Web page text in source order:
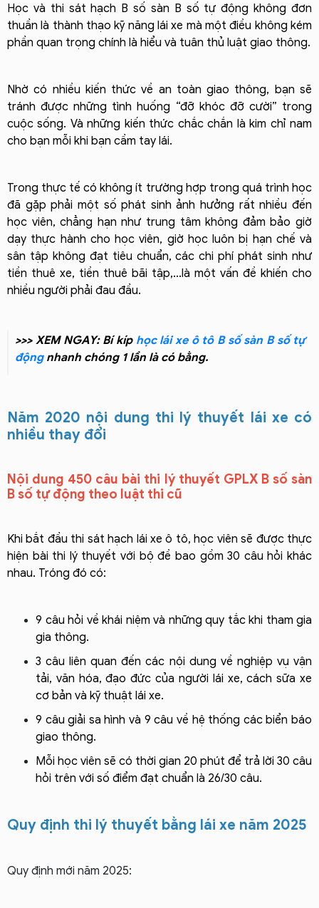
Học và thi sát hạch B số sàn B số tự động không đơn
thuần là thành thạo kỹ năng lái xe mà một điều không kém
phần quan trọng chính là hiểu và tuân thủ luật giao thông.
Nhờ có nhiều kiến thức về an toàn giao thông, bạn sẽ
tránh được những tình huống “đỡ khóc đỡ cười” trong
cuộc sống. Và những kiến thức chắc chắn là kim chỉ nam
cho bạn mỗi khi bạn cầm tay lái.
Trong thực tế có không ít trường hợp trong quá trình học
đã gặp phải một số phát sinh ảnh hưởng rất nhiều đến
học viên, chẳng hạn như trung tâm không đảm bảo giờ
dạy thực hành cho học viên, giờ học luôn bị hạn chế và
sân tập không đạt tiêu chuẩn, các chi phí phát sinh như
tiền thuê xe, tiền thuê bãi tập,...là một vấn đề khiến cho
nhiều người phải đau đầu.
>>> XEM NGAY: Bí kíp học lái xe ô tô B số sàn B số tự
độngnhanh chóng 1 lần là có bằng.
Năm 2020 nội dung thi lý thuyết lái xe có
nhiều thay đổi
Nội dung 450 câu bài thi lý thuyết GPLX B số sàn
B số tự động theo luật thi cũ
Khi bắt đầu thi sát hạch lái xe ô tô, học viên sẽ được thực
hiện bài thi lý thuyết với bộ đề bao gồm 30 câu hỏi khác
nhau. Tróng đó có:
9 câu hỏi về khái niệm và những quy tắc khi tham gia
gia thông.
3 câu liên quan đến các nội dung về nghiệp vụ vận
tải, văn hóa, đạo đức của người lái xe, cách sữa xe
cơ bản và kỹ thuật lái xe.
9 câu giải sa hình và 9 câu về hệ thống các biển báo
giao thông.
Mỗi học viên sẽ có thời gian 20 phút để trả lời 30 câu
hỏi trên với số điểm đạt chuẩn là 26/30 câu.
Quy định thi lý thuyết bằng lái xe năm 2025
Quy định mới năm 2025: